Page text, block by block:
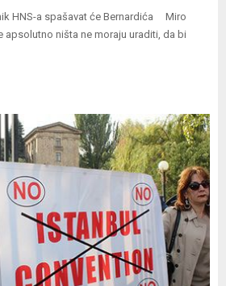
HNS-a spašavat će Bernardića Miro
apsolutno ništa ne moraju uraditi, da bi